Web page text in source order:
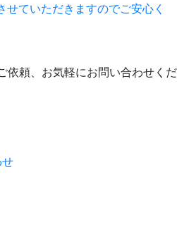
せていただきますのでご安心く
依頼、お気軽にお問い合わせくだ